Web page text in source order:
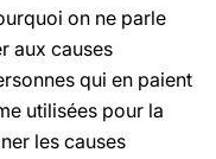
on ne parle
aux causes
qui en paient
utilisées pour la
les causes